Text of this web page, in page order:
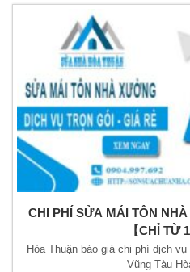
CHI PHÍ SỬA MÁI TÔN
【CHỈ TỪ
Hòa Thuận báo giá chi phí dịch
Vũng Tàu